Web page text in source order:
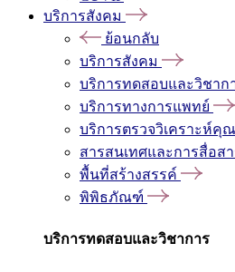
บริการสังคม
ย้อนกลับ
บริการสังคม
บริการทดสอบและวิชาก
บริการทางการแพทย์
บริการตรวจวิเคราะห์คุ
สารสนเทศและการสื่อส
พื้นที่สร้างสรรค์
พิพิธภัณฑ์
บริการทดสอบและวิชาการ